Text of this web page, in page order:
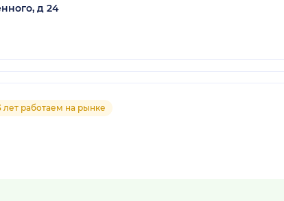
д 24
лет работаем на рынке